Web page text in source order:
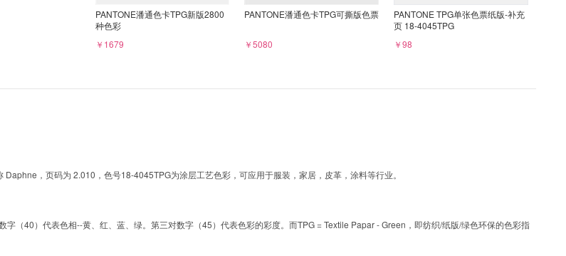
PANTONE潘通色卡TPG新版2800
种色彩
￥1679
PANTONE潘通色卡TPG可撕版色票
￥5080
PANTONE TPG单张色票纸版-补充
页 18-4045TPG
￥98
，页码为 2.010，色号18-4045TPG为涂层工艺色彩，可应用于服装，家居，皮革，涂料等行业。
（40）代表色相--黄、红、蓝、绿。第三对数字（45）代表色彩的彩度。而TPG = Textile Papar - Green，即纺织/纸版/绿色环保的色彩指